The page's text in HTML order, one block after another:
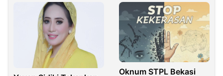
Oknum STPL Bekasi